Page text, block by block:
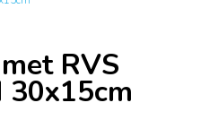
RVS
30x15cm